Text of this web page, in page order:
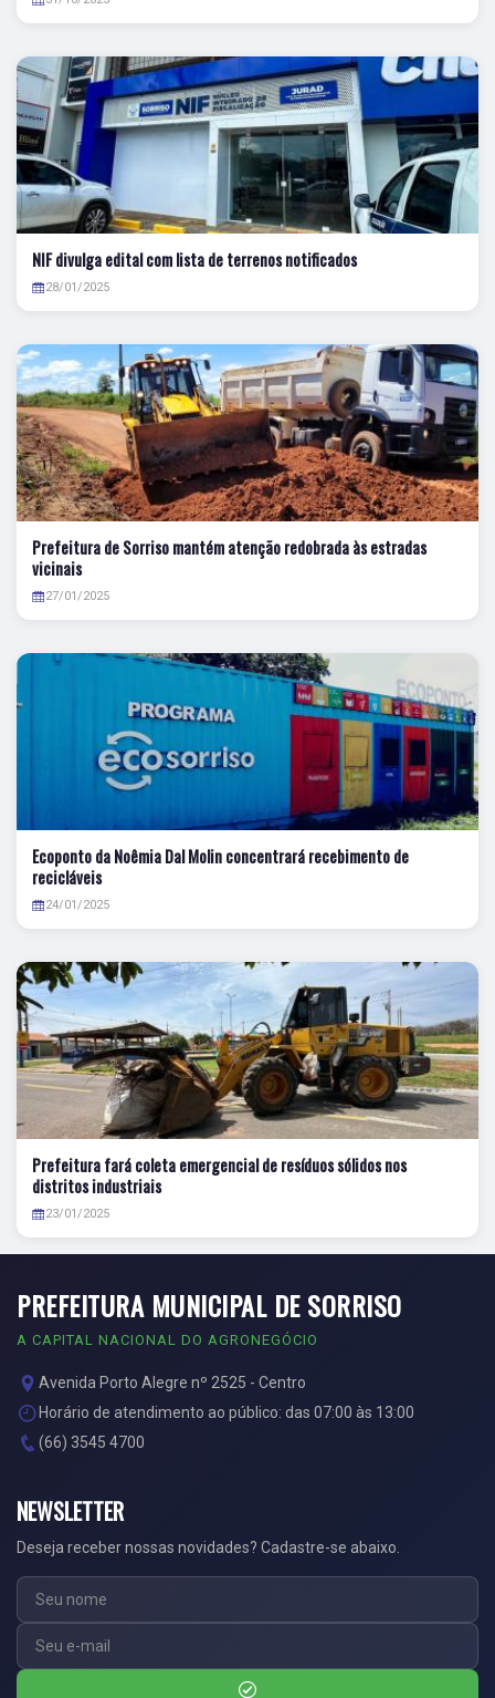
NIF divulga edital com lista de terrenos notificados
28/01/2025
Prefeitura de Sorriso mantém atenção redobrada às estradas
vicinais
27/01/2025
Ecoponto da Noêmia Dal Molin concentrará recebimento de
recicláveis
24/01/2025
Prefeitura fará coleta emergencial de resíduos sólidos nos
distritos industriais
23/01/2025
PREFEITURA MUNICIPAL DE SORRISO
A CAPITAL NACIONAL DO AGRONEGÓCIO
Avenida Porto Alegre nº 2525 - Centro
Horário de atendimento ao público: das 07:00 às 13:00
(66) 3545 4700
NEWSLETTER
Deseja receber nossas novidades? Cadastre-se abaixo.